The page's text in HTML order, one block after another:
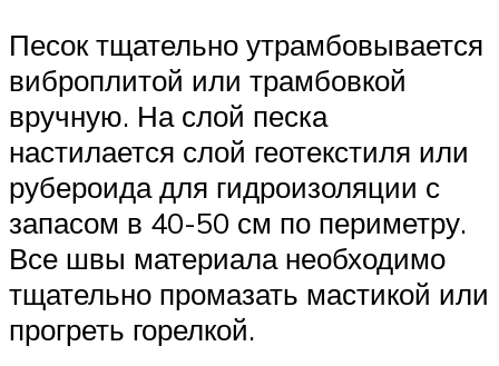
Песок тщательно утрамбовывается
виброплитой или трамбовкой
вручную. На слой песка
настилается слой геотекстиля или
рубероида для гидроизоляции с
запасом в 40-50 см по периметру.
Все швы материала необходимо
тщательно промазать мастикой или
прогреть горелкой.